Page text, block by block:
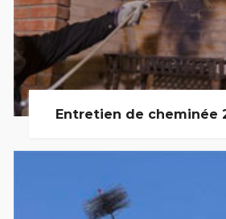
Entretien de cheminée